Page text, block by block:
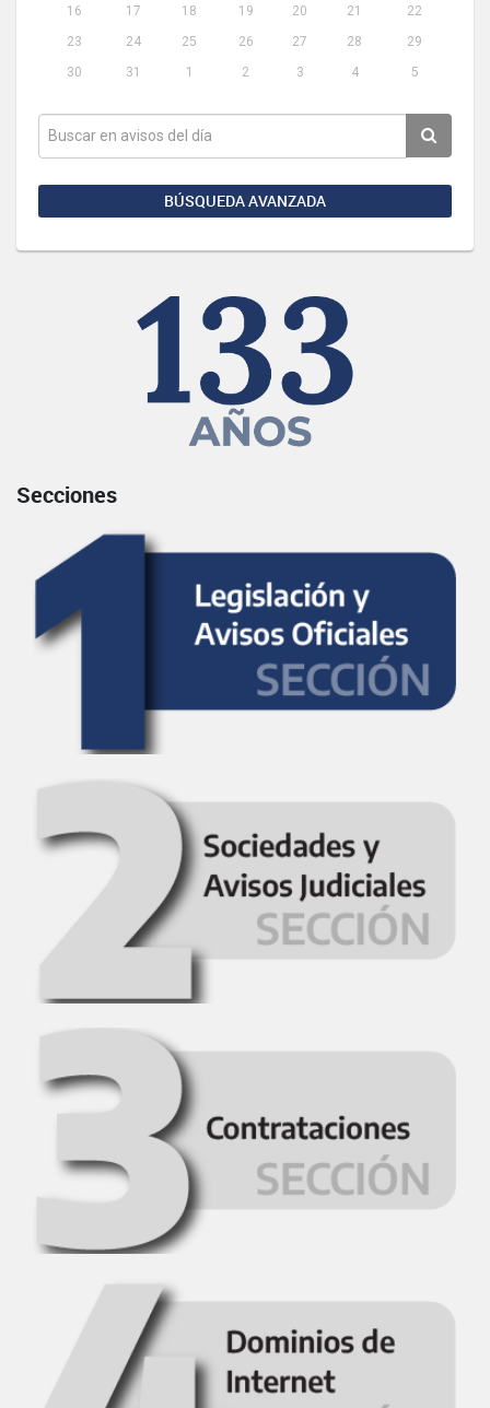
16
17 18 19 20 21
22
23
24 25 26 27 28
29
30
31 1 2 3 4 5
BÚSQUEDA AVANZADA
Secciones